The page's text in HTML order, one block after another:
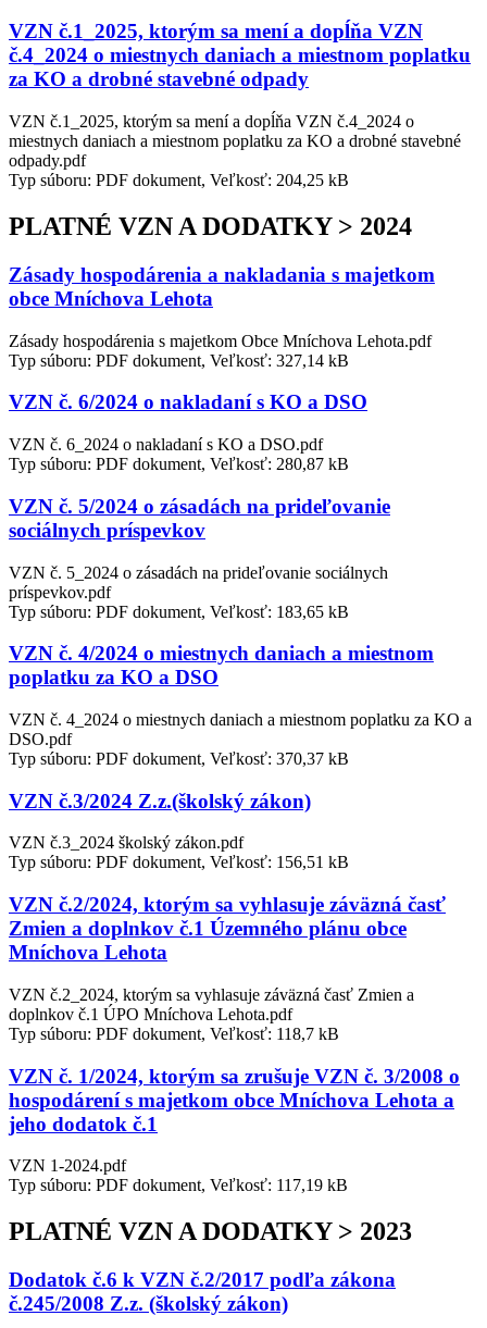
VZN č.1_2025, ktorým sa mení a dopĺňa VZN
č.4_2024 o miestnych daniach a miestnom poplatku
za KO a drobné stavebné odpady
VZN č.1_2025, ktorým sa mení a dopĺňa VZN č.4_2024 o
miestnych daniach a miestnom poplatku za KO a drobné stavebné
odpady.pdf
Typ súboru: PDF dokument, Veľkosť: 204,25 kB
PLATNÉ VZN A DODATKY > 2024
Zásady hospodárenia a nakladania s majetkom
obce Mníchova Lehota
Zásady hospodárenia s majetkom Obce Mníchova Lehota.pdf
Typ súboru: PDF dokument, Veľkosť: 327,14 kB
VZN č. 6/2024 o nakladaní s KO a DSO
VZN č. 6_2024 o nakladaní s KO a DSO.pdf
Typ súboru: PDF dokument, Veľkosť: 280,87 kB
VZN č. 5/2024 o zásadách na prideľovanie
sociálnych príspevkov
VZN č. 5_2024 o zásadách na prideľovanie sociálnych
príspevkov.pdf
Typ súboru: PDF dokument, Veľkosť: 183,65 kB
VZN č. 4/2024 o miestnych daniach a miestnom
poplatku za KO a DSO
VZN č. 4_2024 o miestnych daniach a miestnom poplatku za KO a
DSO.pdf
Typ súboru: PDF dokument, Veľkosť: 370,37 kB
VZN č.3/2024 Z.z.(školský zákon)
VZN č.3_2024 školský zákon.pdf
Typ súboru: PDF dokument, Veľkosť: 156,51 kB
VZN č.2/2024, ktorým sa vyhlasuje záväzná časť
Zmien a doplnkov č.1 Územného plánu obce
Mníchova Lehota
VZN č.2_2024, ktorým sa vyhlasuje záväzná časť Zmien a
doplnkov č.1 ÚPO Mníchova Lehota.pdf
Typ súboru: PDF dokument, Veľkosť: 118,7 kB
VZN č. 1/2024, ktorým sa zrušuje VZN č. 3/2008 o
hospodárení s majetkom obce Mníchova Lehota a
jeho dodatok č.1
VZN 1-2024.pdf
Typ súboru: PDF dokument, Veľkosť: 117,19 kB
PLATNÉ VZN A DODATKY > 2023
Dodatok č.6 k VZN č.2/2017 podľa zákona
č.245/2008 Z.z. (školský zákon)